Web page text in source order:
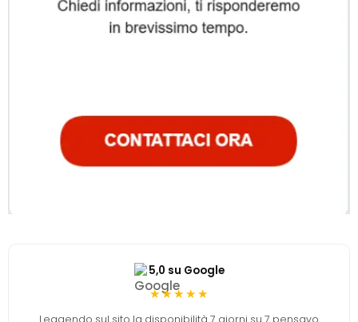
5,0 su Google
★★★★★
Leggendo sul sito la disponibilità 7 giorni su 7 pensavo